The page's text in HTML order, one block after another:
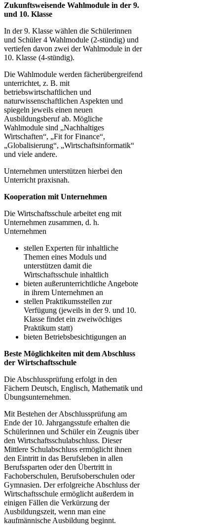
Zukunftsweisende Wahlmodule in der 9.
und 10. Klasse
In der 9. Klasse wählen die Schülerinnen
und Schüler 4 Wahlmodule (2-stündig) und
vertiefen davon zwei der Wahlmodule in der
10. Klasse (4-stündig).
Die Wahlmodule werden fächerübergreifend
unterrichtet, z. B. mit
betriebswirtschaftlichen und
naturwissenschaftlichen Aspekten und
spiegeln jeweils einen neuen
Ausbildungsberuf ab. Mögliche
Wahlmodule sind „Nachhaltiges
Wirtschaften“, „Fit for Finance“,
„Globalisierung“, „Wirtschaftsinformatik“
und viele andere.
Unternehmen unterstützen hierbei den
Unterricht praxisnah.
Kooperation mit Unternehmen
Die Wirtschaftsschule arbeitet eng mit
Unternehmen zusammen, d. h.
Unternehmen
stellen Experten für inhaltliche
Themen eines Moduls und
unterstützen damit die
Wirtschaftsschule inhaltlich
bieten außerunterrichtliche Angebote
in ihrem Unternehmen an
stellen Praktikumsstellen zur
Verfügung (jeweils in der 9. und 10.
Klasse findet ein zweiwöchiges
Praktikum statt)
bieten Betriebsbesichtigungen an
Beste Möglichkeiten mit dem Abschluss
der Wirtschaftsschule
Die Abschlussprüfung erfolgt in den
Fächern Deutsch, Englisch, Mathematik und
Übungsunternehmen.
Mit Bestehen der Abschlussprüfung am
Ende der 10. Jahrgangsstufe erhalten die
Schülerinnen und Schüler ein Zeugnis über
den Wirtschaftsschulabschluss. Dieser
Mittlere Schulabschluss ermöglicht ihnen
den Eintritt in das Berufsleben in allen
Berufssparten oder den Übertritt in
Fachoberschulen, Berufsoberschulen oder
Gymnasien. Der erfolgreiche Abschluss der
Wirtschaftsschule ermöglicht außerdem in
einigen Fällen die Verkürzung der
Ausbildungszeit, wenn man eine
kaufmännische Ausbildung beginnt.